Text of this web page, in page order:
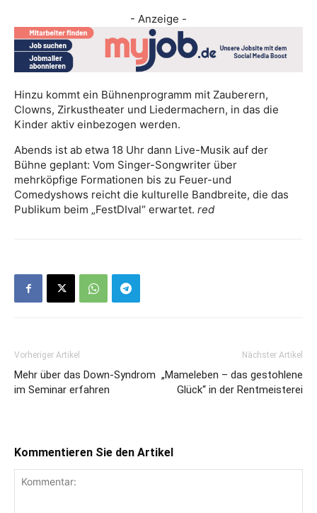
- Anzeige -
Hinzu kommt ein Bühnenprogramm mit Zauberern,
Clowns, Zirkustheater und Liedermachern, in das die
Kinder aktiv einbezogen werden.
Abends ist ab etwa 18 Uhr dann Live-Musik auf der
Bühne geplant: Vom Singer-Songwriter über
mehrköpfige Formationen bis zu Feuer-und
Comedyshows reicht die kulturelle Bandbreite, die das
Publikum beim „FestDIval“ erwartet. red
Vorheriger Artikel
Mehr über das Down-Syndrom
im Seminar erfahren
Nächster Artikel
„Mameleben – das gestohlene
Glück“ in der Rentmeisterei
Kommentieren Sie den Artikel